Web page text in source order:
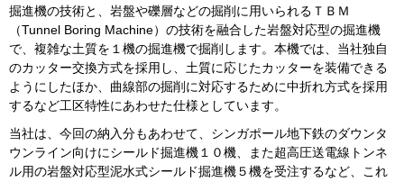
掘進機の技術と、岩盤や礫層などの掘削に用いられるＴＢＭ
（Tunnel Boring Machine）の技術を融合した岩盤対応型の掘進機
で、複雑な土質を１機の掘進機で掘削します。本機では、当社独自
のカッター交換方式を採用し、土質に応じたカッターを装備できる
ようにしたほか、曲線部の掘削に対応するために中折れ方式を採用
するなど工区特性にあわせた仕様としています。
当社は、今回の納入分もあわせて、シンガポール地下鉄のダウンタ
ウンライン向けにシールド掘進機１０機、また超高圧送電線トンネ
ル用の岩盤対応型泥水式シールド掘進機５機を受注するなど、これ